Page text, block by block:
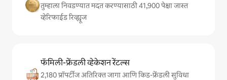
तुम्हाला निवडण्यात मदत करण्यासाठी 41,900 पेक्षा जास्त
व्हेरिफाईड रिव्ह्यूज
फॅमिली-फ्रेंडली व्हेकेशन रेंटल्स
2,180 प्रॉपर्टीज अतिरिक्त जागा आणि किड-फ्रेंडली सुविधा